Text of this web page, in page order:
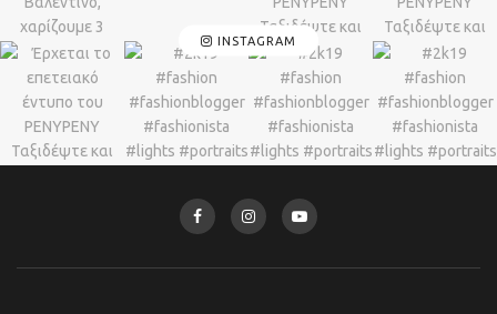
INSTAGRAM